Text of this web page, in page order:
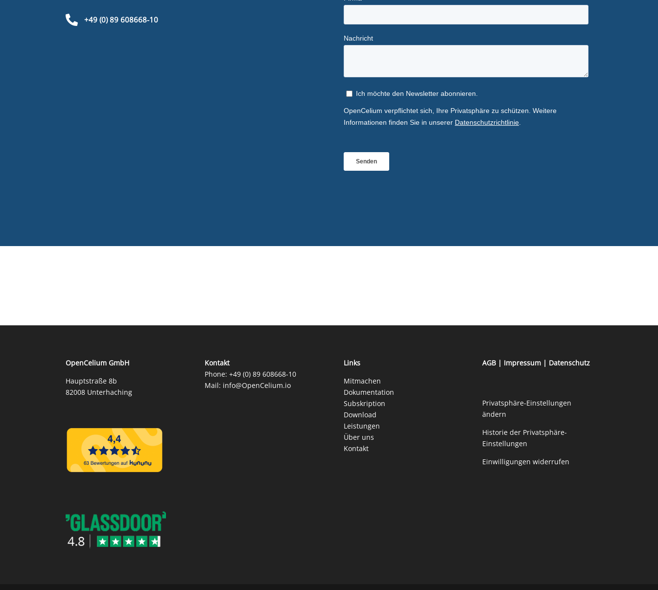
 +49 (0) 89 608668-10
OpenCelium GmbH
Hauptstraße 8b
82008 Unterhaching
Kontakt
Phone: +49 (0) 89 608668‑10
Mail: info@OpenCelium.io
Links
Mitmachen
Dokumentation
Subskription
Download
Leistungen
Über uns
Kontakt
AGB | Impressum | Datenschutz
Privatsphäre-Einstellungen
ändern
Historie der Privatsphäre-
Einstellungen
Einwilligungen widerrufen